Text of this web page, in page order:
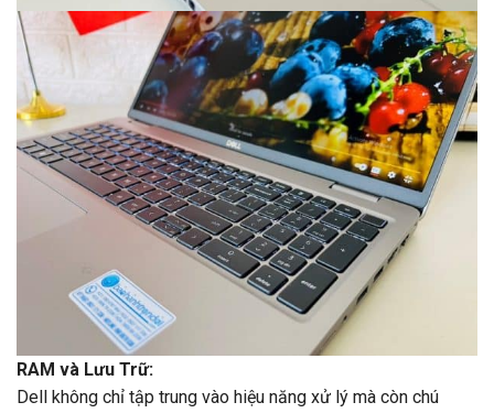
RAM và Lưu Trữ:
Dell không chỉ tập trung vào hiệu năng xử lý mà còn chú